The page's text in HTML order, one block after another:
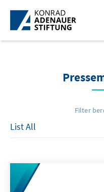
Skip to Main Content
Filter